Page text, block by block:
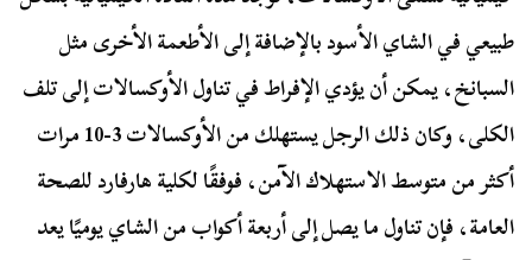
طبيعي في الشاي الأسود بالإضافة إلى الأطعمة الأخرى مثل
السبانخ، يمكن أن يؤدي الإفراط في تناول الأوكسالات إلى تلف
الكلى، وكان ذلك الرجل يستهلك من الأوكسالات 3-10 مرات
أكثر من متوسط ​​الاستهلاك الآمن، فوفقًا لكلية هارفارد للصحة
العامة، فإن تناول ما يصل إلى أربعة أكواب من الشاي يوميًا يعد